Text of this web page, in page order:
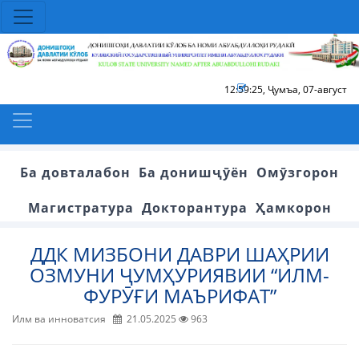
12:59:26, Ҷумъа, 07-август
Ба довталабон Ба донишҷӯён Омӯзгорон
Магистратура Докторантура Ҳамкорон
ДДК МИЗБОНИ ДАВРИ ШАҲРИИ
ОЗМУНИ ҶУМҲУРИЯВИИ “ИЛМ-
ФУРӮҒИ МАЪРИФАТ”
Илм ва инноватсия 21.05.2025 963